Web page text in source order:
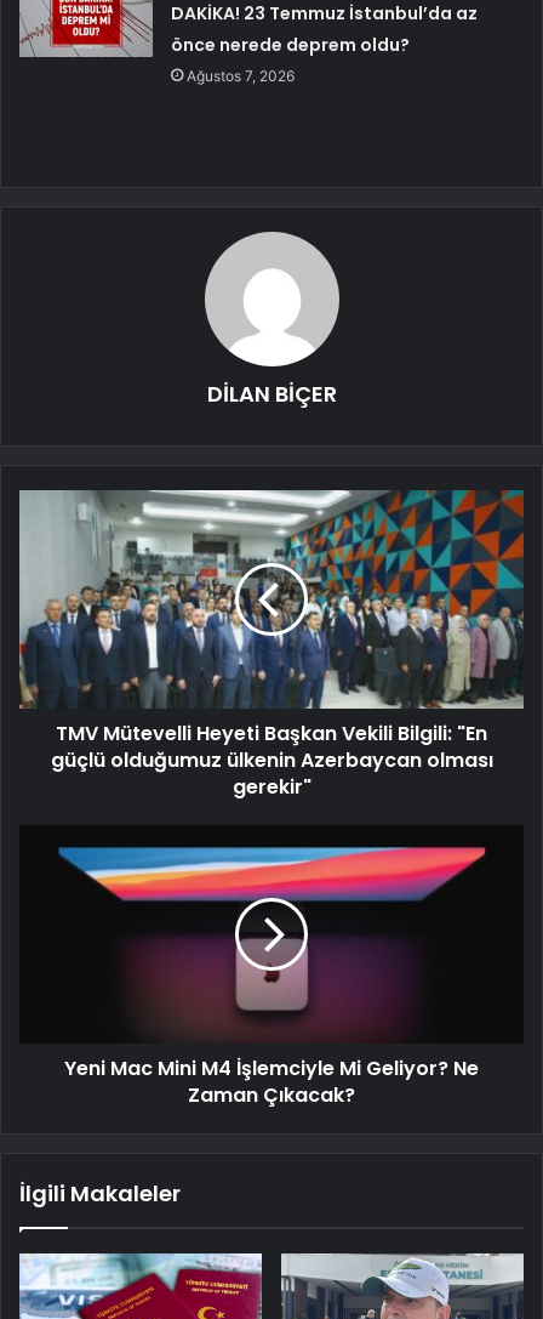
DAKİKA! 23 Temmuz İstanbul’da az
önce nerede deprem oldu?
Ağustos 7, 2026
DİLAN BİÇER
TMV Mütevelli Heyeti Başkan Vekili Bilgili: "En
güçlü olduğumuz ülkenin Azerbaycan olması
gerekir"
Yeni Mac Mini M4 İşlemciyle Mi Geliyor? Ne
Zaman Çıkacak?
İlgili Makaleler